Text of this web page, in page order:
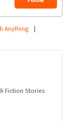
Anything |
Fiction Stories